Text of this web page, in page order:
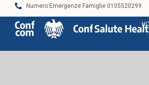
Numero Emergenze Famiglie 0105520299